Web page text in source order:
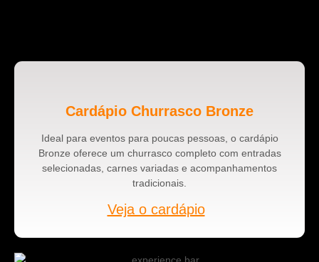
Cardápio Churrasco Bronze
Ideal para eventos para poucas pessoas, o cardápio
Bronze oferece um churrasco completo com entradas
selecionadas, carnes variadas e acompanhamentos
tradicionais.
Veja o cardápio